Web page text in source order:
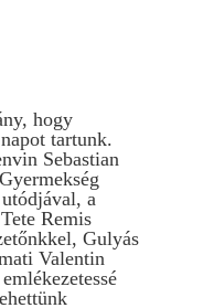
hogy
tartunk.
Sebastian
a
Remis
Gulyás
Valentin